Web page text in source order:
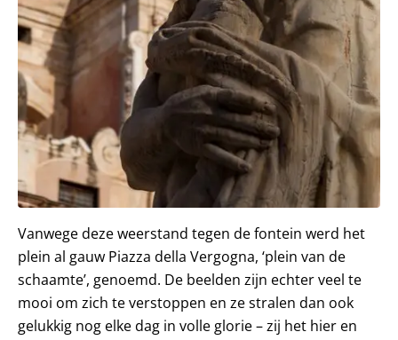
Vanwege deze weerstand tegen de fontein werd het
plein al gauw Piazza della Vergogna, ‘plein van de
schaamte’, genoemd. De beelden zijn echter veel te
mooi om zich te verstoppen en ze stralen dan ook
gelukkig nog elke dag in volle glorie – zij het hier en